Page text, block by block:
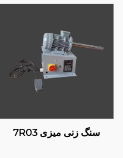
سنگ زنی میزی 7R03